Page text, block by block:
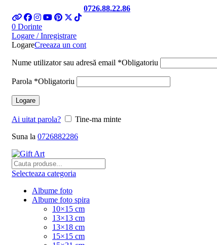
0726.88.22.86
0 Dorinte
Logare / Inregistrare
LogareCreeaza un cont
Nume utilizator sau adresă email *Obligatoriu
Parola *Obligatoriu
Logare
Ai uitat parola?
Tine-ma minte
Suna la 0726882286
Selecteaza categoria
Albume foto
Albume foto spira
10×15 cm
13×13 cm
13×18 cm
15×15 cm